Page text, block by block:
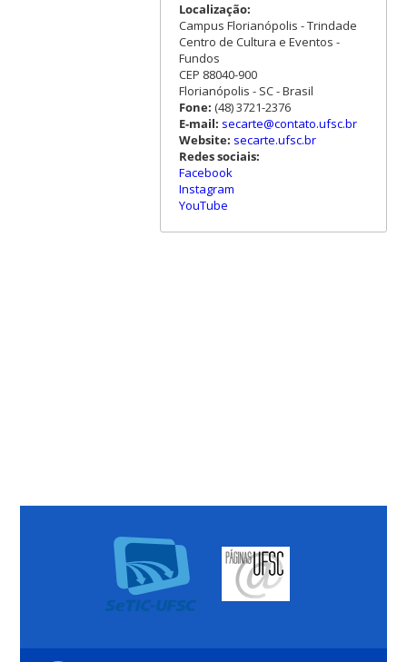
Localização:
Campus Florianópolis - Trindade
Centro de Cultura e Eventos -
Fundos
CEP 88040-900
Florianópolis - SC - Brasil
Fone: (48) 3721-2376
E-mail: secarte@contato.ufsc.br
Website: secarte.ufsc.br
Redes sociais:
Facebook
Instagram
YouTube